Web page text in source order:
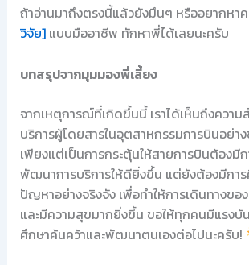
ถ้าอ่านมาถึงตรงนี้แล้วยังมึนๆ หรืออยากหา
วิจัย]แบบมืออาชีพ ทักหาพี่ได้เลยนะครับ
บทสรุปจากมุมมองพี่เลี้ยง
จากเหตุการณ์ที่เกิดขึ้นนี้ เราได้เห็นถึงควา
บริการผู้โดยสารในอุตสาหกรรมการบินอย่า
เพียงแต่เป็นการกระตุ้นให้สายการบินต้องมี
พัฒนาการบริการให้ดียิ่งขึ้น แต่ยังต้องมีการ
ปัญหาอย่างจริงจัง เพื่อทำให้การเดินทางขอ
และมีความสุขมากยิ่งขึ้น ขอให้ทุกคนมีแรงบั
ศึกษาค้นคว้าและพัฒนาตนเองต่อไปนะครับ!